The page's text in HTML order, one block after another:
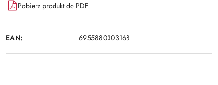
Pobierz produkt do PDF
EAN: 6955880303168